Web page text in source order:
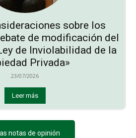
sobre los
de modificación del
de Inviolabilidad de la
Privada»
23/07/2026
Leer más
notas de opinión